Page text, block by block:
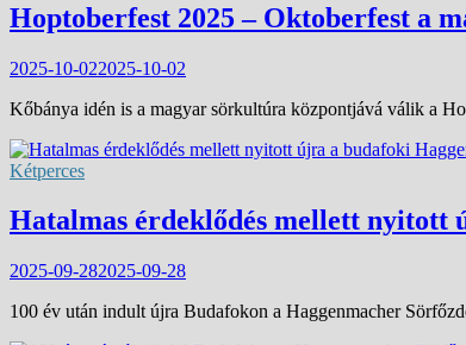
Hoptoberfest 2025 – Oktoberfest a
2025-10-022025-10-02
Kőbánya idén is a magyar sörkultúra központjává válik a
Kétperces
Hatalmas érdeklődés mellett nyitott
2025-09-282025-09-28
100 év után indult újra Budafokon a Haggenmacher